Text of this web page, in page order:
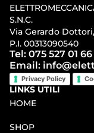
S.N.C.
Via Gerardo
P.I. 00313090540
Tel: 075 527 01 66
Email:
Privacy Policy
LINKS UTILI
HOME
SHOP